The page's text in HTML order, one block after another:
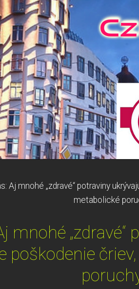
Aj mnohé „zdravé“ potraviny
metabolické
mnohé
poškodenie